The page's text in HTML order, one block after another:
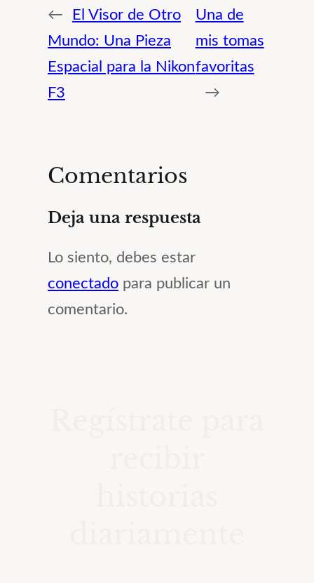
←
El Visor de Otro
Mundo: Una Pieza
Espacial para la Nikon
F3
Una de
mis tomas
favoritas
→
Comentarios
Deja una respuesta
Lo siento, debes estar
conectado para publicar un
comentario.